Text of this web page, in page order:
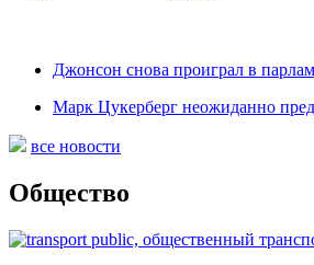
Джонсон снова проиграл в
Марк Цукерберг неожиданно
все новости
Общество